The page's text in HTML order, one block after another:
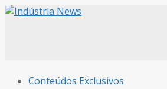
Conteúdos Exclusivos